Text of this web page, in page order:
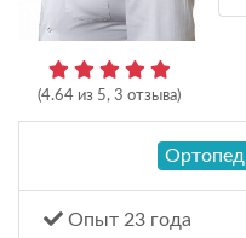
(4.64 из 5, 3 отзыва)
Ортопед
Опыт 23 года